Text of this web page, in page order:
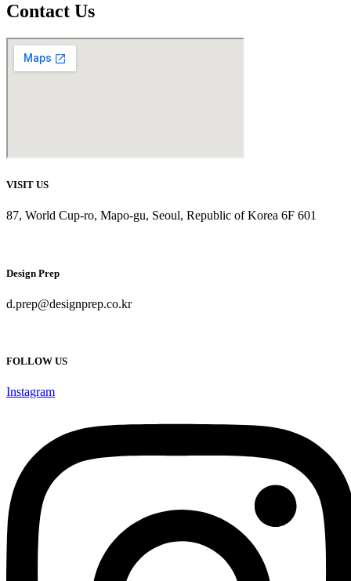
Contact Us
VISIT US
87, World Cup-ro, Mapo-gu, Seoul, Republic of Korea 6F 601
Design Prep
d.prep@designprep.co.kr
FOLLOW US
Instagram